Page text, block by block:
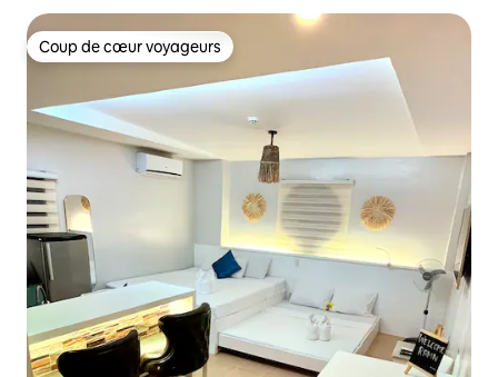
Coup de cœur voyageurs
Coup de cœur voyageurs